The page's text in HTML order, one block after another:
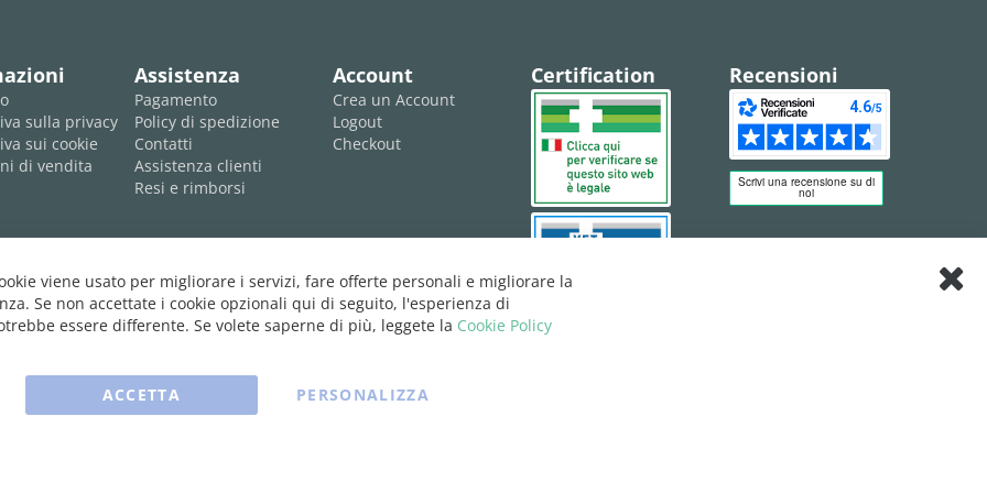
sulla privacy
sui cookie
di vendita
Assistenza
Pagamento
Policy di spedizione
Contatti
Assistenza clienti
Resi e rimborsi
Account
Crea un Account
Logout
Checkout
Certification Recensioni
viene usato per migliorare i servizi, fare offerte personali e migliorare la
Se non accettate i cookie opzionali qui di seguito, l'esperienza di
essere differente. Se volete saperne di più, leggete la Cookie Policy
ACCETTA PERSONALIZZA